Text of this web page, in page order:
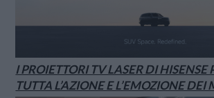
I PROIETTORI TV LASER DI HISENSE
TUTTA L’AZIONE E L’EMOZIONE